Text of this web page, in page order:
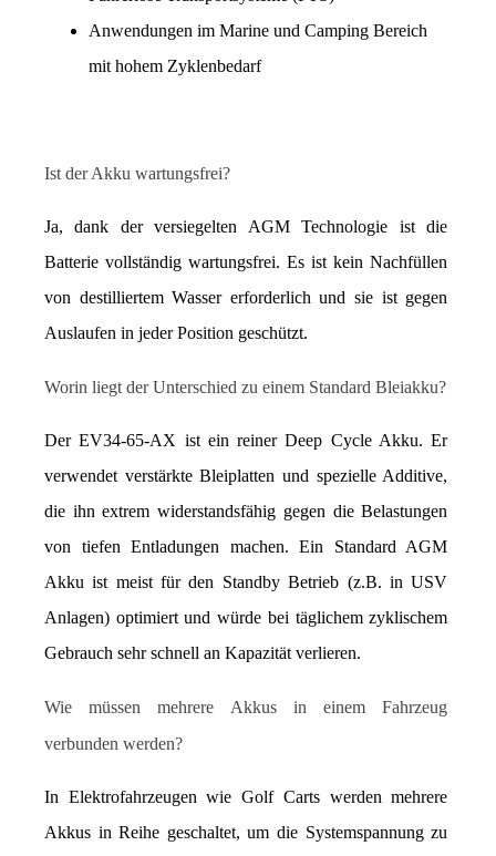
Anwendungen im Marine und Camping Bereich
mit hohem Zyklenbedarf
Ist der Akku wartungsfrei?
Ja, dank der versiegelten AGM Technologie ist die
Batterie vollständig wartungsfrei. Es ist kein Nachfüllen
von destilliertem Wasser erforderlich und sie ist gegen
Auslaufen in jeder Position geschützt.
Worin liegt der Unterschied zu einem Standard Bleiakku?
Der EV34-65-AX ist ein reiner Deep Cycle Akku. Er
verwendet verstärkte Bleiplatten und spezielle Additive,
die ihn extrem widerstandsfähig gegen die Belastungen
von tiefen Entladungen machen. Ein Standard AGM
Akku ist meist für den Standby Betrieb (z.B. in USV
Anlagen) optimiert und würde bei täglichem zyklischem
Gebrauch sehr schnell an Kapazität verlieren.
Wie müssen mehrere Akkus in einem Fahrzeug
verbunden werden?
In Elektrofahrzeugen wie Golf Carts werden mehrere
Akkus in Reihe geschaltet, um die Systemspannung zu